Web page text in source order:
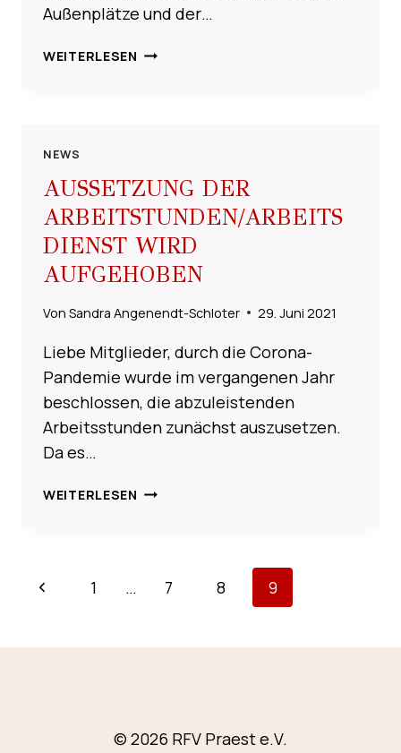
Außenplätze und der…
WEITERLESEN SPERRUNG
NEWS
AUSSETZUNG DER
ARBEITSTUNDEN/ARBEITS
DIENST WIRD
AUFGEHOBEN
Von Sandra Angenendt-Schloter 29. Juni 2021
Liebe Mitglieder, durch die Corona-
Pandemie wurde im vergangenen Jahr
beschlossen, die abzuleistenden
Arbeitsstunden zunächst auszusetzen.
Da es…
WEITERLESEN AUSSETZUNG
SEITENNAVIGATION
Vorherige
1 … 7 8 9
© 2026 RFV Praest e.V.